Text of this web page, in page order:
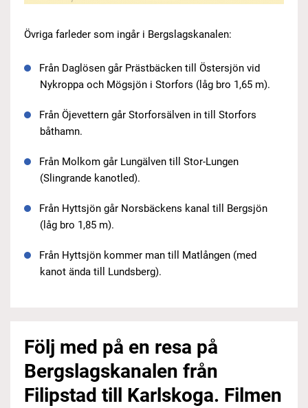
Övriga farleder som ingår i Bergslagskanalen:
Från Daglösen går Prästbäcken till Östersjön vid
Nykroppa och Mögsjön i Storfors (låg bro 1,65 m).
Från Öjevettern går Storforsälven in till Storfors
båthamn.
Från Molkom går Lungälven till Stor-Lungen
(Slingrande kanotled).
Från Hyttsjön går Norsbäckens kanal till Bergsjön
(låg bro 1,85 m).
Från Hyttsjön kommer man till Matlången (med
kanot ända till Lundsberg).
Följ med på en resa på
Bergslagskanalen från
Filipstad till Karlskoga. Filmen